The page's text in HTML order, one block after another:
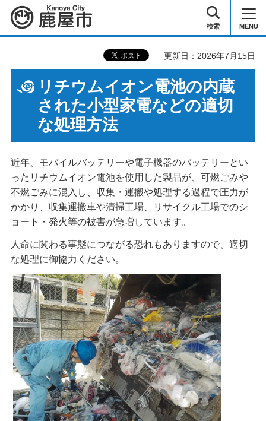
鹿屋市 検索 MENU
更新日：2026年7月15日
リチウムイオン電池の内蔵
された小型家電などの適切
な処理方法
近年、モバイルバッテリーや電子機器のバッテリーとい
ったリチウムイオン電池を使用した製品が、可燃ごみや
不燃ごみに混入し、収集・運搬や処理する過程で圧力が
かかり、収集運搬車や清掃工場、リサイクル工場でのシ
ョート・発火等の被害が急増しています。
人命に関わる事態につながる恐れもありますので、適切
な処理に御協力ください。